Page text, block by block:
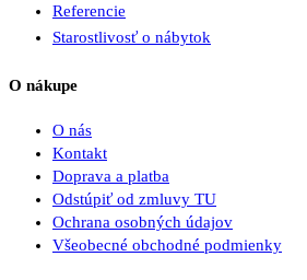
Referencie
Starostlivosť o nábytok
O nákupe
O nás
Kontakt
Doprava a platba
Odstúpiť od zmluvy TU
Ochrana osobných údajov
Všeobecné obchodné podmienky